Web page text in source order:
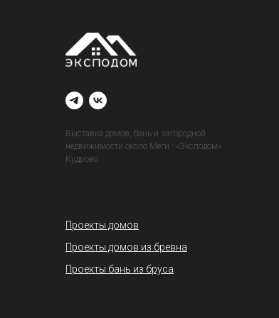
Выставка домов, бань и загородной
недвижимости около Меги - «Эксподом»
Кудрово
Проекты домов
Проекты домов из бревна
Проекты бань из бруса